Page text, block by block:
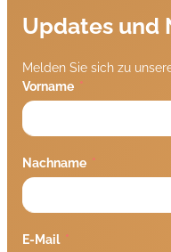
Updates und
Melden Sie sich zu
Vorname
Nachname
E-Mail